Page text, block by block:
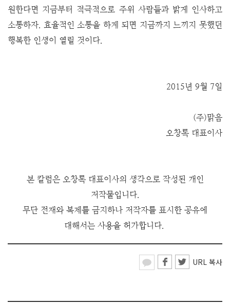
원한다면 지금부터 적극적으로 주위 사람들과 밝게 인사하고
소통하자. 효율적인 소통을 하게 되면 지금까지 느끼지 못했던
행복한 인생이 열릴 것이다.
2015년 9월 7일
(주)맑음
오창록 대표이사
본 칼럼은 오창록 대표이사의 생각으로 작성된 개인
저작물입니다.
무단 전재와 복제를 금지하나 저작자를 표시한 공유에
대해서는 사용을 허가합니다.
URL 복사